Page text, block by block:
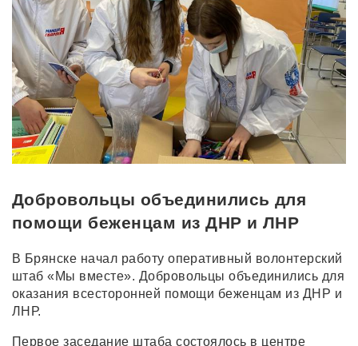
Добровольцы объединились для
помощи беженцам из ДНР и ЛНР
В Брянске начал работу оперативный волонтерский
штаб «Мы вместе». Добровольцы объединились для
оказания всесторонней помощи беженцам из ДНР и
ЛНР.
Первое заседание штаба состоялось в центре